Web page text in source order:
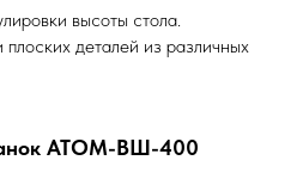
высоты стола.
деталей из различных
АТОМ-ВШ-400